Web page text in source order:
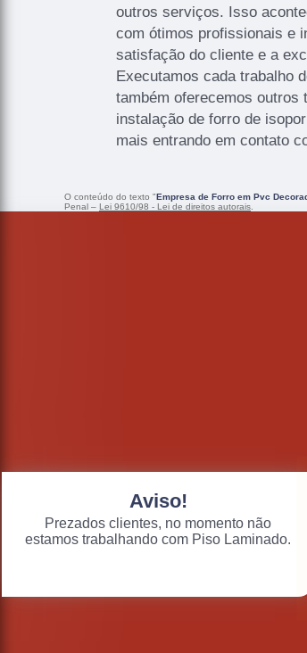
outros serviços. Isso
com ótimos profissionais e
satisfação do cliente e a
Executamos cada trabalho
também oferecemos outros
instalação de forro de
mais entrando em contato
O conteúdo do texto "Empresa de Forro em Pvc
Penal – Lei 9610/98 - Lei de direitos autorais
Aviso!
Prezados clientes, no momento não
estamos trabalhando com Piso Laminado.